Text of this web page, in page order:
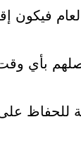
فيكون
بأي
للحفاظ